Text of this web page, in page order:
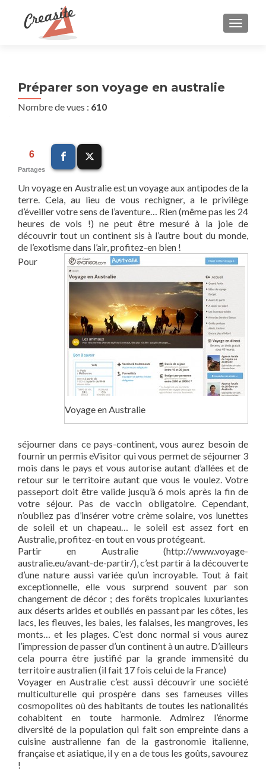
Préparer son voyage en australie
Nombre de vues : 610
6
Partages
Un voyage en Australie est un voyage aux antipodes de la
terre. Cela, au lieu de vous rechigner, a le privilège
d’éveiller votre sens de l’aventure… Rien (même pas les 24
heures de vols !) ne peut être mesuré à la joie de
découvrir tout un continent sis à l’autre bout du monde,
de l’exotisme dans l’air, profitez-en bien !
Voyage en Australie
Pour
séjourner dans ce pays-continent, vous aurez besoin de
fournir un permis eVisitor qui vous permet de séjourner 3
mois dans le pays et vous autorise autant d’allées et de
retour sur le territoire autant que vous le voulez. Votre
passeport doit être valide jusqu’à 6 mois après la fin de
votre séjour. Pas de vaccin obligatoire. Cependant,
n’oubliez pas d’insérer votre crème solaire, vos lunettes
de soleil et un chapeau… le soleil est assez fort en
Australie, profitez-en tout en vous protégeant.
Partir en Australie (http://www.voyage-
australie.eu/avant-de-partir/), c’est partir à la découverte
d’une nature aussi variée qu’un incroyable. Tout à fait
exceptionnelle, elle vous surprend souvent par son
changement de décor ; des forêts tropicales luxuriantes
aux déserts arides et oubliés en passant par les côtes, les
lacs, les fleuves, les baies, les falaises, les mangroves, les
monts… et les plages. C’est donc normal si vous aurez
l’impression de passer d’un continent à un autre. D’ailleurs
cela pourra être justifié par la grande immensité du
territoire australien (il fait 17 fois celui de la France)
Voyager en Australie c’est aussi découvrir une société
multiculturelle qui prospère dans ses fameuses villes
cosmopolites où des habitants de toutes les nationalités
cohabitent en toute harmonie. Admirez l’énorme
diversité de la population qui fait son empreinte dans a
cuisine australienne fan de la gastronomie italienne,
française et asiatique, il y en a de tous les goûts, savourez
!